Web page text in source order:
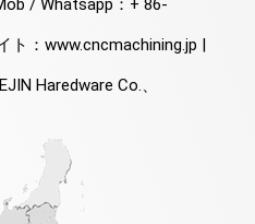
/ Whatsapp：+ 86-
ト：www.cncmachining.jp |
Haredware Co.、